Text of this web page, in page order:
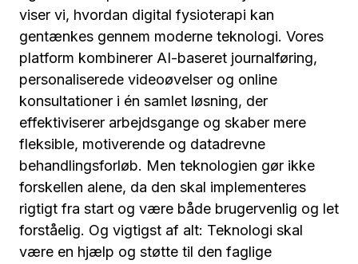
viser vi, hvordan digital fysioterapi kan
gentænkes gennem moderne teknologi. Vores
platform kombinerer AI-baseret journalføring,
personaliserede videoøvelser og online
konsultationer i én samlet løsning, der
effektiviserer arbejdsgange og skaber mere
fleksible, motiverende og datadrevne
behandlingsforløb. Men teknologien gør ikke
forskellen alene, da den skal implementeres
rigtigt fra start og være både brugervenlig og let
forståelig. Og vigtigst af alt: Teknologi skal
være en hjælp og støtte til den faglige